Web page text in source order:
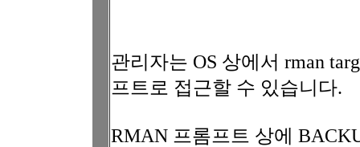
관리자는 OS 상에서 rman
프트로 접근할 수 있습니다.
RMAN 프롬프트 상에